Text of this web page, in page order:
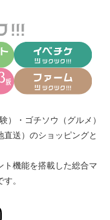
） ・ ゴチソウ（グルメ）
送） のショッピングと
ト機能を搭載した総合マ
。